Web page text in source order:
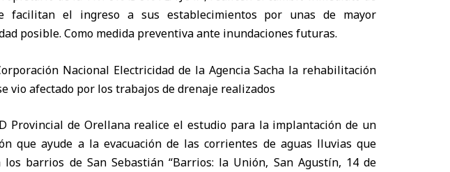
facilitan el ingreso a sus establecimientos por unas de mayor
posible. Como medida preventiva ante inundaciones futuras.
Nacional Electricidad de la Agencia Sacha la rehabilitación
vio afectado por los trabajos de drenaje realizados
Provincial de Orellana realice el estudio para la implantación de un
que ayude a la evacuación de las corrientes de aguas lluvias que
los barrios de San Sebastián “Barrios: la Unión, San Agustín, 14 de